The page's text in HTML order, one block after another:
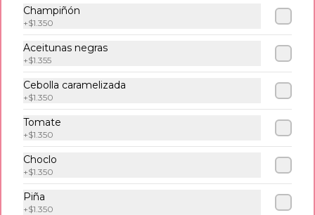
Tabla pa´ los panas
Champiñón
+$1.350
Aceitunas negras
+$1.355
Cebolla caramelizada
+$1.350
Tomate
+$1.350
Choclo
+$1.350
Piña
+$1.350